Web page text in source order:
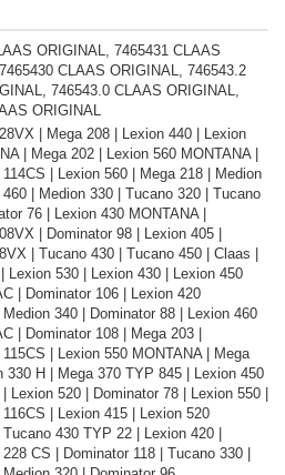
ORIGINAL, 7465431 CLAAS
CLAAS ORIGINAL, 746543.2
746543.0 CLAAS ORIGINAL,
ORIGINAL
| Mega 208 | Lexion 440 | Lexion
| Mega 202 | Lexion 560 MONTANA |
| Lexion 560 | Mega 218 | Medion
| Medion 330 | Tucano 320 | Tucano
76 | Lexion 430 MONTANA |
| Dominator 98 | Lexion 405 |
| Tucano 430 | Tucano 450 | Claas |
Lexion 530 | Lexion 430 | Lexion 450
| Dominator 106 | Lexion 420
Medion 340 | Dominator 88 | Lexion 460
| Dominator 108 | Mega 203 |
| Lexion 550 MONTANA | Mega
330 H | Mega 370 TYP 845 | Lexion 450
| Lexion 520 | Dominator 78 | Lexion 550 |
| Lexion 415 | Lexion 520
430 TYP 22 | Lexion 420 |
CS | Dominator 118 | Tucano 330 |